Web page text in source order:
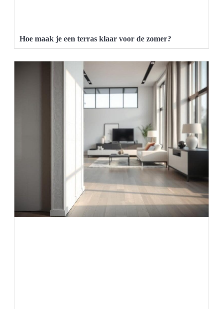
Hoe maak je een terras klaar voor de zomer?